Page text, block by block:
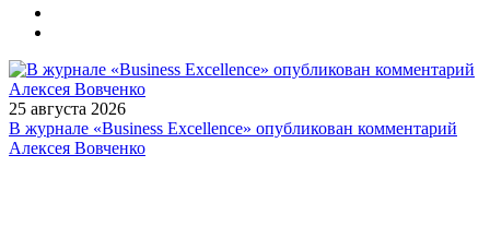
25 августа 2026
В журнале «Business Excellence» опубликован комментарий
Алексея Вовченко